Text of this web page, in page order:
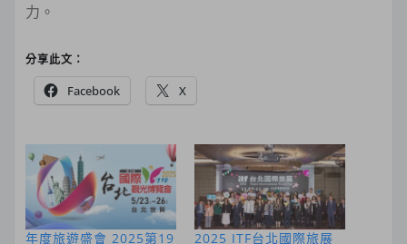
力。
分享此文：
Facebook X
年度旅遊盛會 2025第19
2025 ITF台北國際旅展